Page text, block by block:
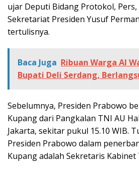
ujar Deputi Bidang Protokol, Pers,
Sekretariat Presiden Yusuf
tertulisnya.
Baca Juga Ribuan Warga Al
Bupati Deli Serdang,
Sebelumnya, Presiden Prabowo
Kupang dari Pangkalan TNI AU
Jakarta, sekitar pukul 15.10 WIB.
Presiden Prabowo dalam
Kupang adalah Sekretaris Kabinet